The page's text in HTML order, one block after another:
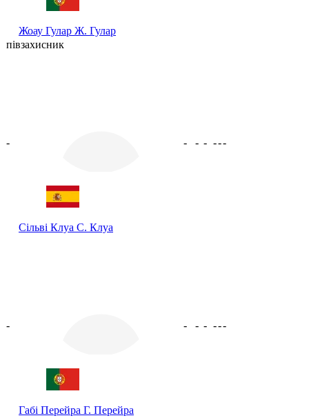
Жоау Гулар Ж. Гулар
півзахисник
-
Сільві Клуа С. Клуа
- - - ---
-
Габі Перейра Г. Перейра
- - - ---